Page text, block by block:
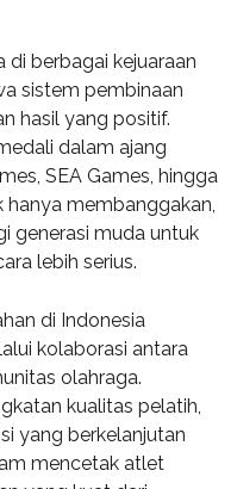
di berbagai kejuaraan
sistem pembinaan
hasil yang positif.
dalam ajang
SEA Games, hingga
hanya membanggakan,
generasi muda untuk
lebih serius.
di Indonesia
kolaborasi antara
olahraga.
kualitas pelatih,
yang berkelanjutan
mencetak atlet